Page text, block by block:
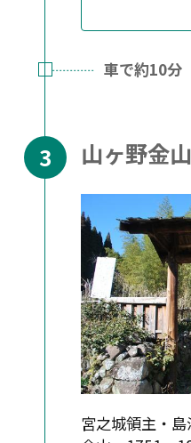
車で約10分
山ヶ野金山
宮之城領主・